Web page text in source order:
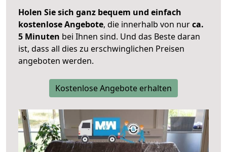
Holen Sie sich ganz bequem und einfach
kostenlose Angebote, die innerhalb von nurca.
5 Minuten bei Ihnen sind. Und das Beste daran
ist, dass all dies zu erschwinglichen Preisen
angeboten werden.
Kostenlose Angebote erhalten